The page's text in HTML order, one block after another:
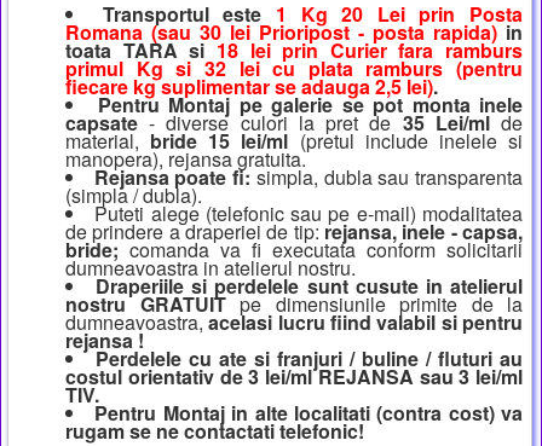
Transportul este 1 Kg 20 Lei prin Posta
Romana (sau 30 lei Prioripost - posta rapida) in
toata TARA si 18 lei prin Curier fara ramburs
primul Kg si 32 lei cu plata ramburs (pentru
fiecare kg suplimentar se adauga 2,5 lei).
Pentru Montaj pe galerie se pot monta inele
capsate - diverse culori la pret de 35 Lei/mlde
material, bride 15 lei/ml (pretul include inelele si
manopera), rejansa gratuita.
Rejansa poate fi: simpla, dubla sau transparenta
(simpla / dubla).
Puteti alege (telefonic sau pe e-mail) modalitatea
de prindere a draperiei de tip: rejansa, inele - capsa,
bride; comanda va fi executata conform solicitarii
dumneavoastra in atelierul nostru.
Draperiile si perdelele sunt cusute in atelierul
nostru GRATUITpe dimensiunile primite de la
dumneavoastra, acelasi lucru fiind valabil si pentru
rejansa !
Perdelele cu ate si franjuri / buline / fluturi au
costul orientativ de 3 lei/ml REJANSA sau 3 lei/ml
TIV.
Pentru Montaj in alte localitati (contra cost) va
rugam se ne contactati telefonic!